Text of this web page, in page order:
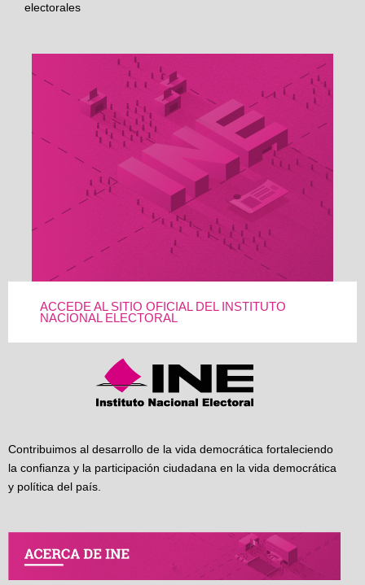
electorales
ACCEDE AL SITIO OFICIAL DEL INSTITUTO
NACIONAL ELECTORAL
Contribuimos al desarrollo de la vida democrática fortaleciendo
la confianza y la participación ciudadana en la vida democrática
y política del país.